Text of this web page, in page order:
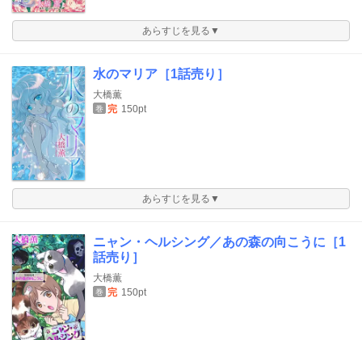
あらすじを見る▼
水のマリア［1話売り］
大橋薫
巻 完 150pt
あらすじを見る▼
ニャン・ヘルシング／あの森の向こうに［1
話売り］
大橋薫
巻 完 150pt